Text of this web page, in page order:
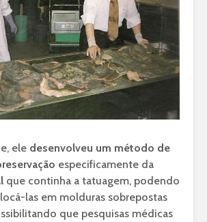
ele desenvolveu um método de
especificamente da
que continha a tatuagem, podendo
las em molduras sobrepostas
que pesquisas médicas